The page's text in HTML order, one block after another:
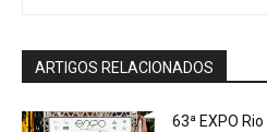
ARTIGOS RELACIONADOS
63ª EXPO